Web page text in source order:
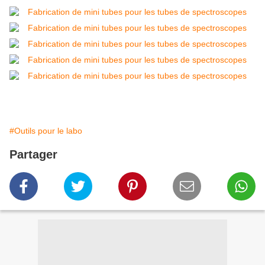
#Outils pour le labo
Partager